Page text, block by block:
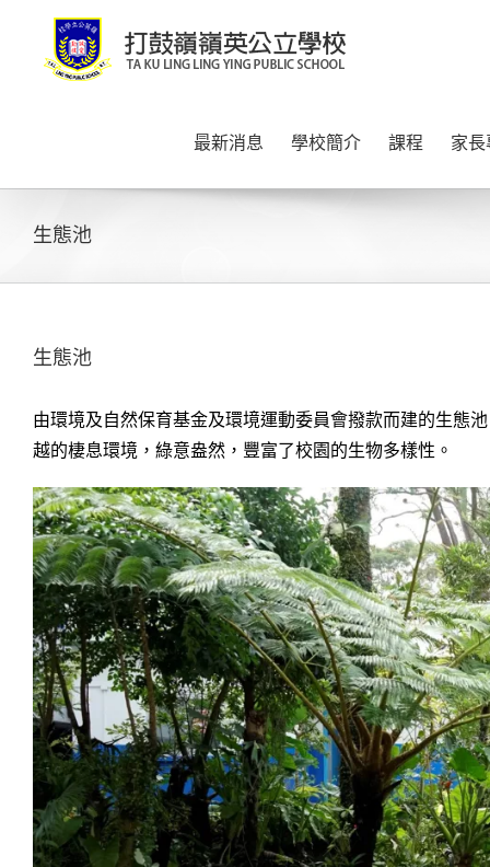
content
最新消息 學校簡介 課程 家
生態池
生態池
由環境及自然保育基金及環境運動委員會撥款而建的生態
越的棲息環境，綠意盎然，豐富了校園的生物多樣性。